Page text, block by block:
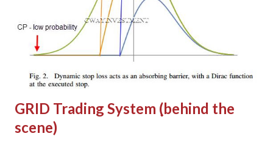
GRID Trading System (ฺbehind the
scene)